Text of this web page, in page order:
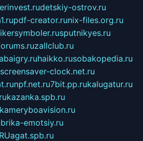
detskiy-ostrov.ru
pdf-creator.runix-files.org.ru
sputnikyes.ru
zallclub.ru
haikko.rusobakopedia.ru
screensaver-clock.net.ru
npf.net.ru7bit.pp.rukalugatur.ru
kazanka.spb.ru
kameryboavision.ru
emotsiy.ru
agat.spb.ru